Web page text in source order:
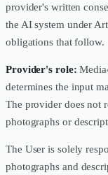
provider's written
the AI system under
obligations that follow.
Provider's role:
determines the input
The provider does not
photographs or
The User is solely
photographs and